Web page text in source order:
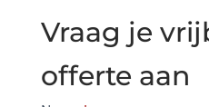
Vraag je
offerte aan